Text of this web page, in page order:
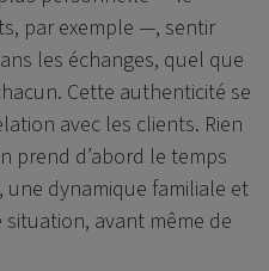
par exemple —, sentir
les échanges, quel que
Cette authenticité se
avec les clients. Rien
prend d’abord le temps
dynamique familiale et
avant même de